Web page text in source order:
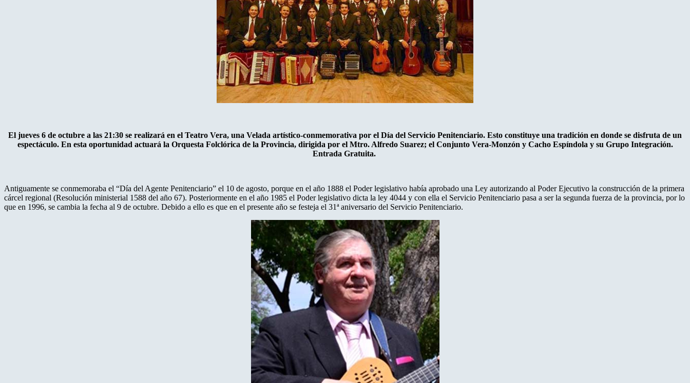
El jueves 6 de octubre a las 21:30 se realizará en el Teatro Vera, una Velada artístico-conmemorativa por el Día del Servicio Penitenciario. Esto constituye una tradición en donde se disfruta de un
espectáculo. En esta oportunidad actuará la Orquesta Folclórica de la Provincia, dirigida por el Mtro. Alfredo Suarez; el Conjunto Vera-Monzón y Cacho Espíndola y su Grupo Integración.
Entrada Gratuita.
Antiguamente se conmemoraba el “Día del Agente Penitenciario” el 10 de agosto, porque en el año 1888 el Poder legislativo había aprobado una Ley autorizando al Poder Ejecutivo la construcción de la primera
cárcel regional (Resolución ministerial 1588 del año 67). Posteriormente en el año 1985 el Poder legislativo dicta la ley 4044 y con ella el Servicio Penitenciario pasa a ser la segunda fuerza de la provincia, por lo
que en 1996, se cambia la fecha al 9 de octubre. Debido a ello es que en el presente año se festeja el 31ª aniversario del Servicio Penitenciario.